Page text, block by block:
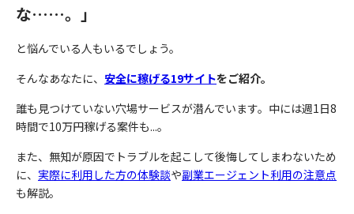
な……。」
と悩んでいる人もいるでしょう。
そんなあなたに、 安全に稼げる19サイトをご紹介。
誰も見つけていない穴場サービスが潜んでいます。中には週1日8
時間で10万円稼げる案件も...。
また、無知が原因でトラブルを起こして後悔してしまわないため
に、 実際に利用した方の体験談や副業エージェント利用の注意点
も解説。